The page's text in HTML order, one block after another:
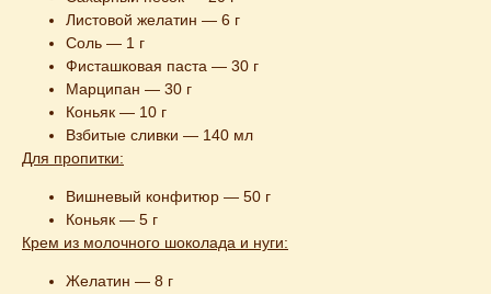
Листовой желатин — 6 г
Соль — 1 г
Фисташковая паста — 30 г
Марципан — 30 г
Коньяк — 10 г
Взбитые сливки — 140 мл
Для пропитки:
Вишневый конфитюр — 50 г
Коньяк — 5 г
Крем из молочного шоколада и нуги:
Желатин — 8 г